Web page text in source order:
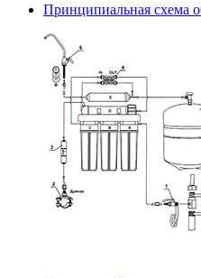
Принципиальная схема